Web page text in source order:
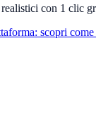
con 1 clic
scopri